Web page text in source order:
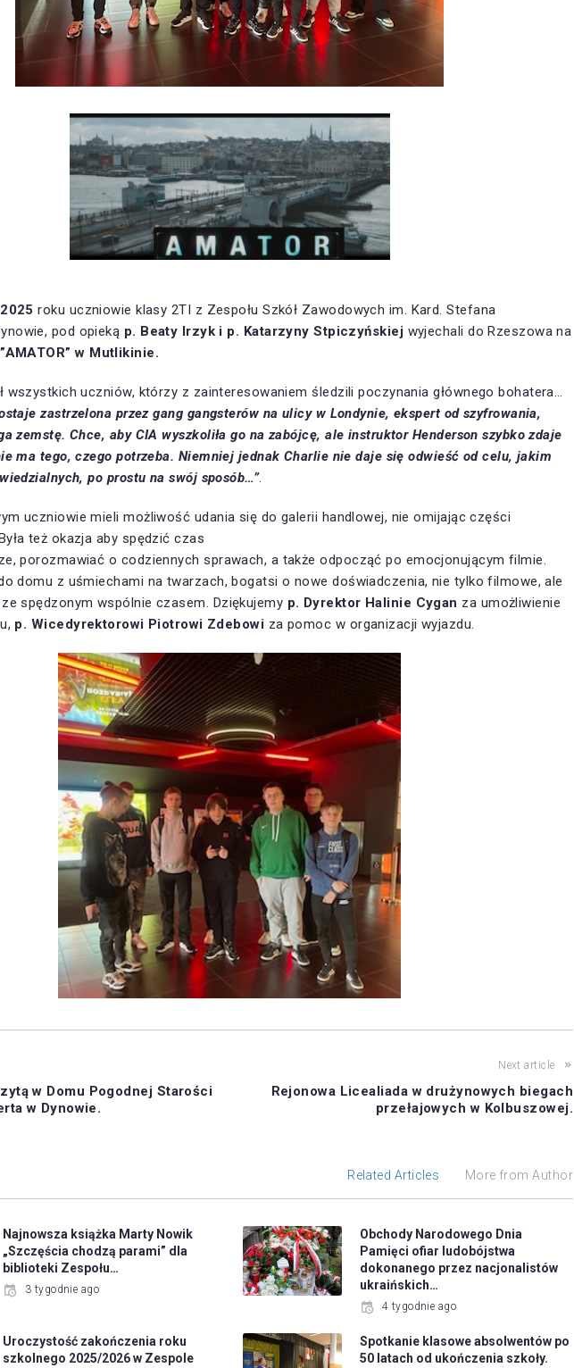
roku uczniowie klasy 2TI z Zespołu Szkół Zawodowych im. Kard. Stefana
pod opieką p. Beaty Irzyk i p. Katarzyny Stpiczyńskiej wyjechali do Rzeszowa na
”AMATOR” w Mutlikinie.
wszystkich uczniów, którzy z zainteresowaniem śledzili poczynania głównego bohatera…
zastrzelona przez gang gangsterów na ulicy w Londynie, ekspert od szyfrowania,
zemstę. Chce, aby CIA wyszkoliła go na zabójcę, ale instruktor Henderson szybko zdaje
ma tego, czego potrzeba. Niemniej jednak Charlie nie daje się odwieść od celu, jakim
po prostu na swój sposób…”.
uczniowie mieli możliwość udania się do galerii handlowej, nie omijając części
też okazja aby spędzić czas
porozmawiać o codziennych sprawach, a także odpocząć po emocjonującym filmie.
domu z uśmiechami na twarzach, bogatsi o nowe doświadczenia, nie tylko filmowe, ale
spędzonym wspólnie czasem. Dziękujemy p. Dyrektor Halinie Cygan za umożliwienie
p. Wicedyrektorowi Piotrowi Zdebowi za pomoc w organizacji wyjazdu.
w Domu Pogodnej Starości
w Dynowie.
Next article
Rejonowa Licealiada w drużynowych biegach
przełajowych w Kolbuszowej.
Related Articles More from Author
Najnowsza książka Marty Nowik
„Szczęścia chodzą parami” dla
biblioteki Zespołu…
3 tygodnie ago
Obchody Narodowego Dnia
Pamięci ofiar ludobójstwa
dokonanego przez nacjonalistów
ukraińskich…
4 tygodnie ago
Uroczystość zakończenia roku
szkolnego 2025/2026 w Zespole
Spotkanie klasowe absolwentów po
50 latach od ukończenia szkoły.